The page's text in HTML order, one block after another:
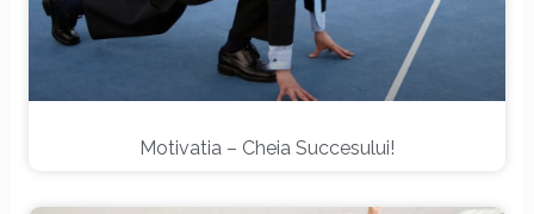
Motivatia – Cheia Succesului!